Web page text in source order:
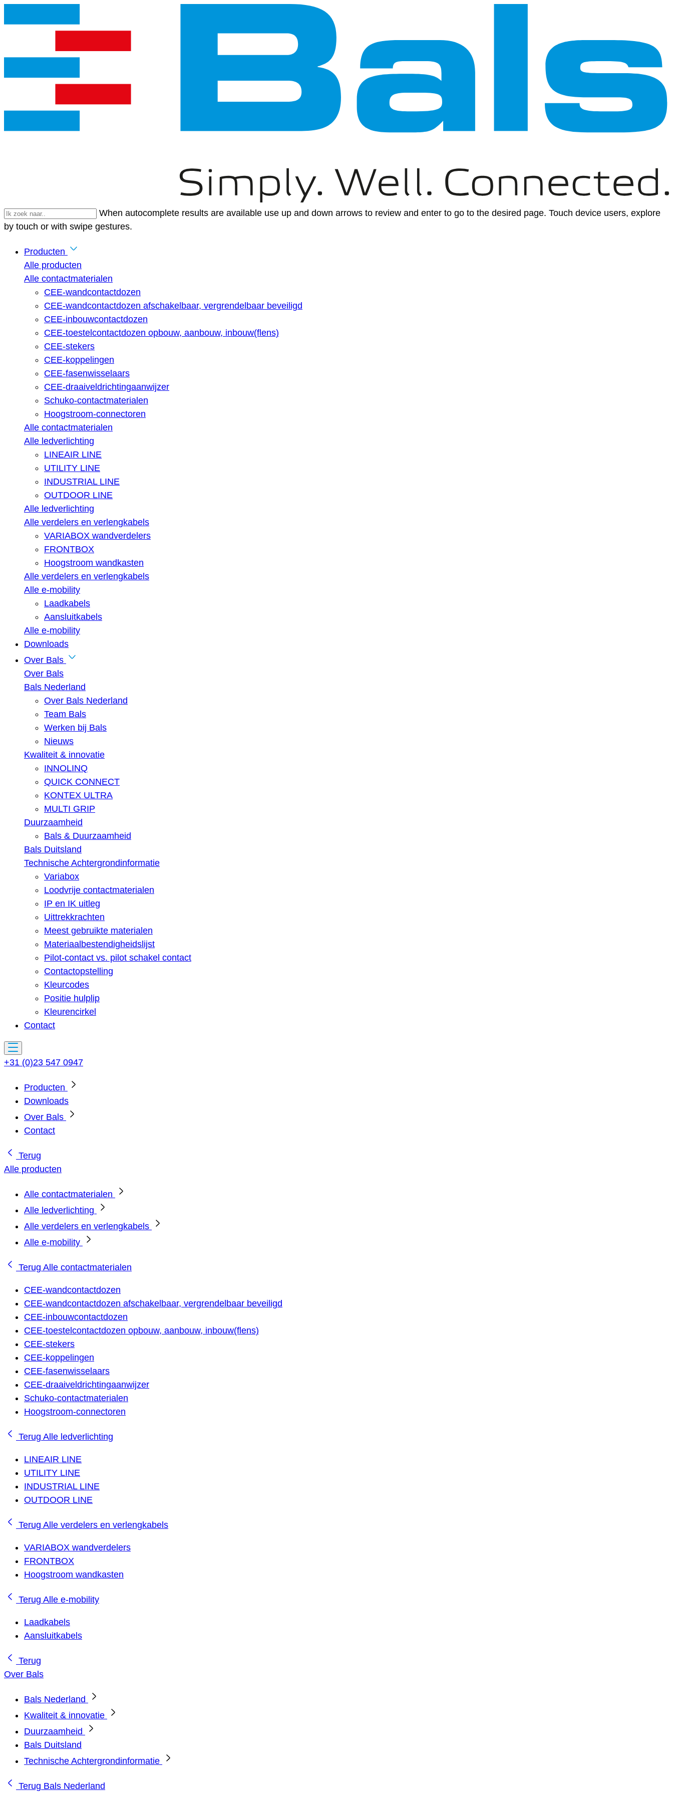
When autocomplete results are available use up and down arrows to review and enter to go to the desired page. Touch device users, explore
by touch or with swipe gestures.
Producten
Alle producten
Alle contactmaterialen
CEE-wandcontactdozen
CEE-wandcontactdozen afschakelbaar, vergrendelbaar beveiligd
CEE-inbouwcontactdozen
CEE-toestelcontactdozen opbouw, aanbouw, inbouw(flens)
CEE-stekers
CEE-koppelingen
CEE-fasenwisselaars
CEE-draaiveldrichtingaanwijzer
Schuko-contactmaterialen
Hoogstroom-connectoren
Alle contactmaterialen
Alle ledverlichting
LINEAIR LINE
UTILITY LINE
INDUSTRIAL LINE
OUTDOOR LINE
Alle ledverlichting
Alle verdelers en verlengkabels
VARIABOX wandverdelers
FRONTBOX
Hoogstroom wandkasten
Alle verdelers en verlengkabels
Alle e-mobility
Laadkabels
Aansluitkabels
Alle e-mobility
Downloads
Over Bals
Over Bals
Bals Nederland
Over Bals Nederland
Team Bals
Werken bij Bals
Nieuws
Kwaliteit & innovatie
INNOLINQ
QUICK CONNECT
KONTEX ULTRA
MULTI GRIP
Duurzaamheid
Bals & Duurzaamheid
Bals Duitsland
Technische Achtergrondinformatie
Variabox
Loodvrije contactmaterialen
IP en IK uitleg
Uittrekkrachten
Meest gebruikte materialen
Materiaalbestendigheidslijst
Pilot-contact vs. pilot schakel contact
Contactopstelling
Kleurcodes
Positie hulplip
Kleurencirkel
Contact
+31 (0)23 547 0947
Producten
Downloads
Over Bals
Contact
Terug
Alle producten
Alle contactmaterialen
Alle ledverlichting
Alle verdelers en verlengkabels
Alle e-mobility
Terug Alle contactmaterialen
CEE-wandcontactdozen
CEE-wandcontactdozen afschakelbaar, vergrendelbaar beveiligd
CEE-inbouwcontactdozen
CEE-toestelcontactdozen opbouw, aanbouw, inbouw(flens)
CEE-stekers
CEE-koppelingen
CEE-fasenwisselaars
CEE-draaiveldrichtingaanwijzer
Schuko-contactmaterialen
Hoogstroom-connectoren
Terug Alle ledverlichting
LINEAIR LINE
UTILITY LINE
INDUSTRIAL LINE
OUTDOOR LINE
Terug Alle verdelers en verlengkabels
VARIABOX wandverdelers
FRONTBOX
Hoogstroom wandkasten
Terug Alle e-mobility
Laadkabels
Aansluitkabels
Terug
Over Bals
Bals Nederland
Kwaliteit & innovatie
Duurzaamheid
Bals Duitsland
Technische Achtergrondinformatie
Terug Bals Nederland